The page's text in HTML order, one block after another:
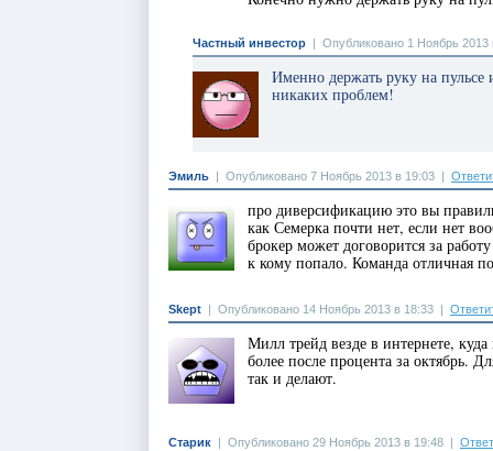
Частный инвестор Опубликовано 1 Ноябрь 2013
Именно держать руку на
никаких проблем!
Эмиль Опубликовано 7 Ноябрь 2013 в 19:03
про диверсификацию это вы
как Семерка почти нет, если нет
брокер может договорится за
к кому попало. Команда отличная
Skept Опубликовано 14 Ноябрь 2013 в 18:33
Милл трейд везде в интернете,
более после процента за октябрь.
так и делают.
Старик Опубликовано 29 Ноябрь 2013 в 19:48